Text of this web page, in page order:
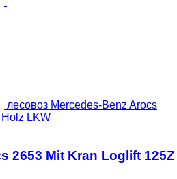
лесовоз Mercedes-Benz Arocs
LKW
2653 Mit Kran Loglift 125Z